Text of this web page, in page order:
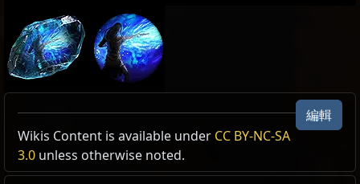
Allow Type: Unleashable, 法術, 並且
Excluded Type: UsedByProxy, 被觸發, Persistent, 立
即, 引導, 冷卻, ComboStacking, HasSeals,
釋放
法術
增益效果,持續時間
等級:(1—20)
Active Type: 法術, 冷卻, 增益, ModifiesNextSkill, 持
續時間, EmpowersOtherSkill, UsableWhileMoving
釋放
法術
增益效果,持續時間
等級:(1—20)
Active Type: 法術, 冷卻, 增益, ModifiesNextSkill, 持
續時間, EmpowersOtherSkill, UsableWhileMoving
釋放
釋放是一種可以使法術累積封印的效果，封印可以使法術
編輯
Wikis Content is available under CC BY-NC-SA
3.0 unless otherwise noted.